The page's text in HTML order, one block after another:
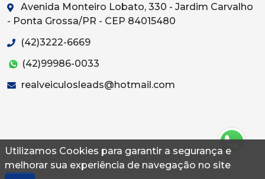
Utilizamos Cookies para garantir a segurança e
melhorar sua experiência de navegação no site
Avenida Monteiro Lobato, 330 - Jardim Carvalho
- Ponta Grossa/PR - CEP 84015480
(42)3222-6669
(42)99986-0033
realveiculosleads@hotmail.com
© 2026 Autoconf. Todos os direitos reservados.